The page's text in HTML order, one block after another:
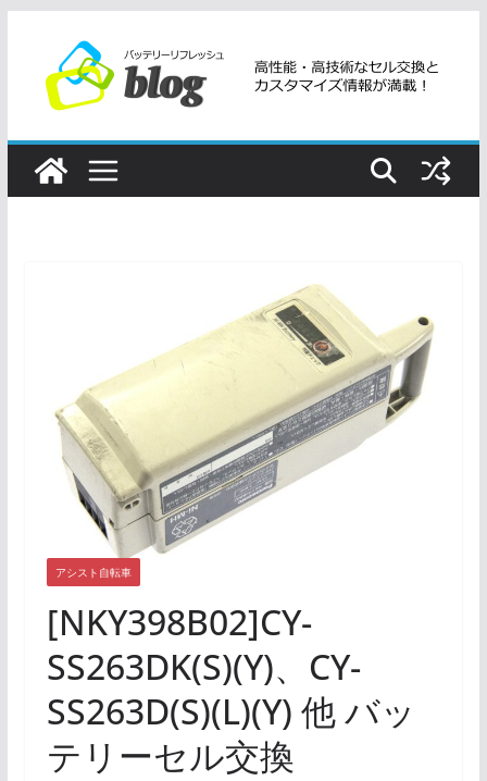
ツ
アシスト自転車
[NKY398B02]CY-
SS263DK(S)(Y)、CY-
SS263D(S)(L)(Y) 他 バッ
テリーセル交換